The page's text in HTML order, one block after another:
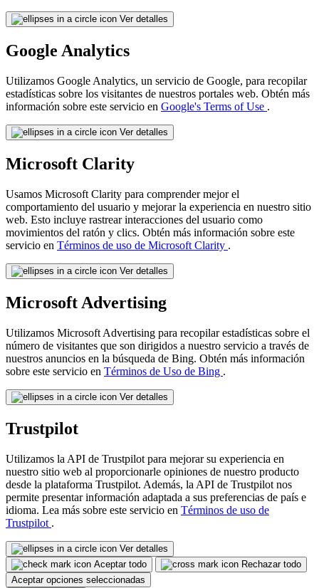
Ver detalles
Google Analytics
Utilizamos Google Analytics, un servicio de Google, para recopilar
estadísticas sobre los visitantes de nuestros portales web. Obtén más
información sobre este servicio en Google's Terms of Use .
Ver detalles
Microsoft Clarity
Usamos Microsoft Clarity para comprender mejor el
comportamiento del usuario y mejorar la experiencia en nuestro sitio
web. Esto incluye rastrear interacciones del usuario como
movimientos del ratón y clics. Obtén más información sobre este
servicio en Términos de uso de Microsoft Clarity .
Ver detalles
Microsoft Advertising
Utilizamos Microsoft Advertising para recopilar estadísticas sobre el
número de visitantes que son dirigidos a nuestro servicio a través de
nuestros anuncios en la búsqueda de Bing. Obtén más información
sobre este servicio en Términos de Uso de Bing .
Ver detalles
Trustpilot
Utilizamos la API de Trustpilot para mejorar su experiencia en
nuestro sitio web al proporcionarle opiniones de nuestro producto
desde la plataforma Trustpilot. Además, la API de Trustpilot nos
permite presentar información adaptada a sus preferencias de país e
idioma. Lea más sobre este servicio en Términos de uso de
Trustpilot .
Ver detalles
Aceptar todo
Rechazar todo
Aceptar opciones seleccionadas